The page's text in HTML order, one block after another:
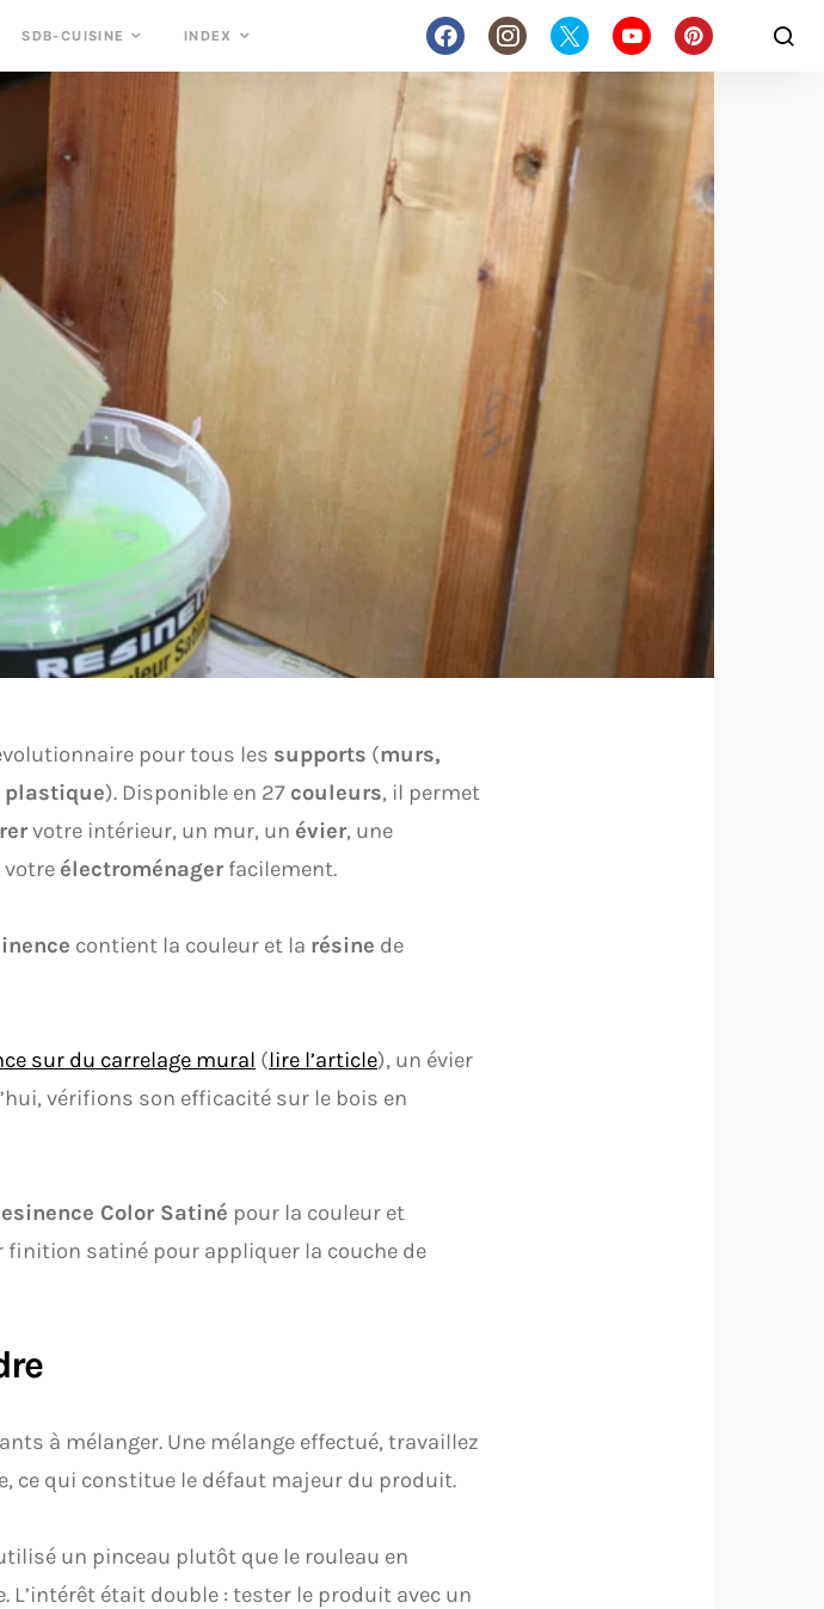
SDB-CUISINE INDEX
pour tous les supports (murs,
plastique). Disponible en 27 couleurs, il permet
votre intérieur, un mur, un évier, une
votre électroménager facilement.
contient la couleur et la résine de
sur du carrelage mural (lire l’article), un évier
vérifions son efficacité sur le bois en
Color Satiné pour la couleur et
finition satiné pour appliquer la couche de
à mélanger. Une mélange effectué, travaillez
ce qui constitue le défaut majeur du produit.
un pinceau plutôt que le rouleau en
L’intérêt était double : tester le produit avec un